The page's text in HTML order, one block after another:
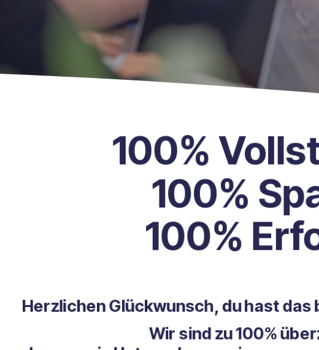
100%
100%
100%
Herzlichen Glückwunsch, du hast das
Wir sind zu 100%
dass es ein Unternehmen wie unseres